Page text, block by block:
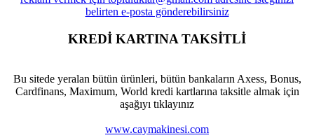
KREDİ KARTINA TAKSİTLİ
Bu sitede yeralan bütün ürünleri, bütün bankaların Axess, Bonus,
Cardfinans, Maximum, World kredi kartlarına taksitle almak için
aşağıyı tıklayınız
www.caymakinesi.com